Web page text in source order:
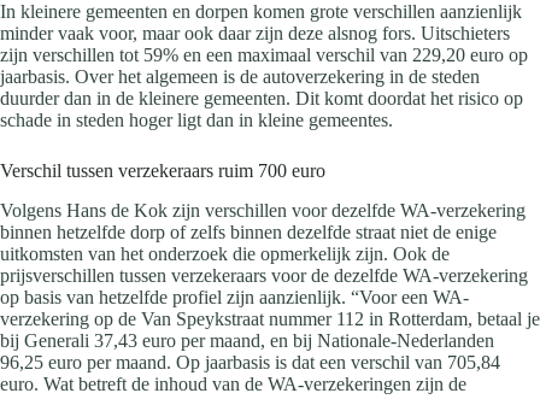
In kleinere gemeenten en dorpen komen grote verschillen aanzienlijk
minder vaak voor, maar ook daar zijn deze alsnog fors. Uitschieters
zijn verschillen tot 59% en een maximaal verschil van 229,20 euro op
jaarbasis. Over het algemeen is de autoverzekering in de steden
duurder dan in de kleinere gemeenten. Dit komt doordat het risico op
schade in steden hoger ligt dan in kleine gemeentes.
Verschil tussen verzekeraars ruim 700 euro
Volgens Hans de Kok zijn verschillen voor dezelfde WA-verzekering
binnen hetzelfde dorp of zelfs binnen dezelfde straat niet de enige
uitkomsten van het onderzoek die opmerkelijk zijn. Ook de
prijsverschillen tussen verzekeraars voor de dezelfde WA-verzekering
op basis van hetzelfde profiel zijn aanzienlijk. “Voor een WA-
verzekering op de Van Speykstraat nummer 112 in Rotterdam, betaal je
bij Generali 37,43 euro per maand, en bij Nationale-Nederlanden
96,25 euro per maand. Op jaarbasis is dat een verschil van 705,84
euro. Wat betreft de inhoud van de WA-verzekeringen zijn de